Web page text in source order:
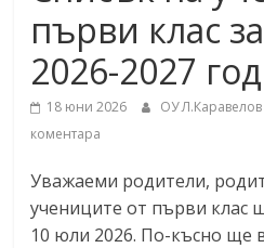
първи клас
2026-2027
18 юни 2026 ОУ Л.Каравелов
коментара
Уважаеми родители,
учениците от първи клас
10 юли 2026. По-късно ще